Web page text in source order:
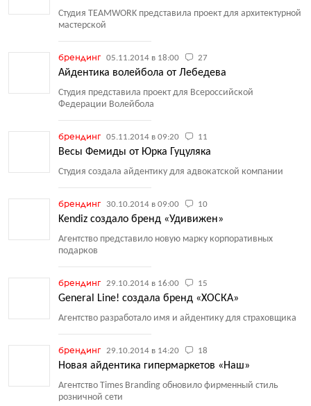
Студия TEAMWORK представила проект для архитектурной
мастерской
брендинг 05.11.2014 в 18:00 27
Айдентика волейбола от Лебедева
Студия представила проект для Всероссийской
Федерации Волейбола
брендинг 05.11.2014 в 09:20 11
Весы Фемиды от Юрка Гуцуляка
Студия создала айдентику для адвокатской компании
брендинг 30.10.2014 в 09:00 10
Kendiz создало бренд «Удивижен»
Агентство представило новую марку корпоративных
подарков
брендинг 29.10.2014 в 16:00 15
General Line! создала бренд «ХОСКА»
Агентство разработало имя и айдентику для страховщика
брендинг 29.10.2014 в 14:20 18
Новая айдентика гипермаркетов «Наш»
Агентство Times Branding обновило фирменный стиль
розничной сети